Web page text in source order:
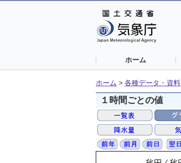
ホーム
ホーム > 各種データ・資料
１時間ごとの値